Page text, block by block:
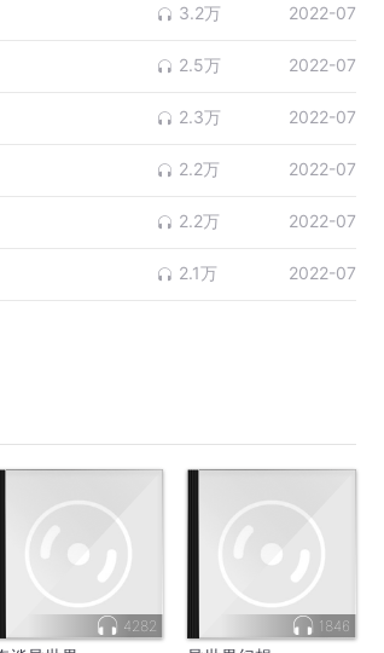
3.2万 2022-07
2.5万 2022-07
2.3万 2022-07
2.2万 2022-07
2.2万 2022-07
2.1万 2022-07
4282 1846